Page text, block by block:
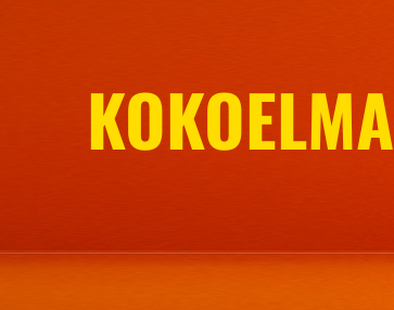
KOKOELMA